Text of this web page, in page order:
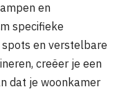
en
specifieke
en verstelbare
creëer je een
dat je woonkamer